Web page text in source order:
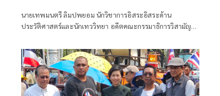
นายเทพมนตรี ลิมปพยอม นักวิชาการอิสระอิสระด้าน
ประวัติศาสตร์และนักเทววิทยา อดีตคณะกรรมาธิการวิสามัญ
แทนราษฎร โพสต์เฟซบุ๊กกรณีครม.ยกเลิก MOU 44 แล้วใช้
อนุสัญญาสหประชาชาติว่าด้วยกฎหมายทางทะเล (UNCLOS)
ว่า ·